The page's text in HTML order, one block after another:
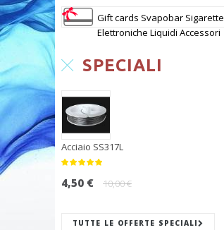
Gift cards Svapobar Sigarette
Elettroniche Liquidi Accessori
SPECIALI
Acciaio SS317L
4,50 € 10,00 €
TUTTE LE OFFERTE SPECIALI